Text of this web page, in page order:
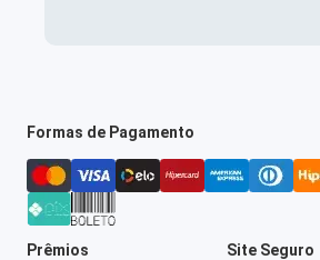
Formas de Pagamento
Prêmios Site Seguro